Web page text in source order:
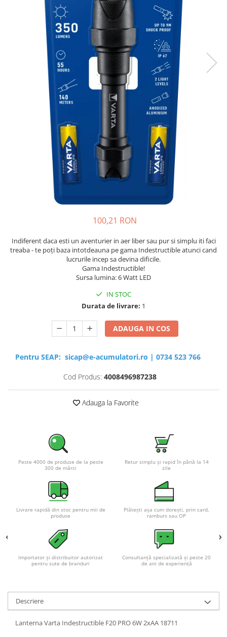
Sisteme de management (BMS)
Redresoare, incarcatoare si testere
Redresoare auto, moto, barci si
100,21 RON
Indiferent daca esti un aventurier in aer liber sau pur si simplu iti faci
treaba - te poți baza intotdeauna pe gama Indestructible atunci cand
lucrurile incep sa devina dificile.
Gama Indestructible!
Sursa lumina: 6 Watt LED
IN STOC
Durata de livrare: 1
ADAUGA IN COS
Pentru SEAP: sicap@e-acumulatori.ro | 0734 523 766
Cod Produs: 4008496987238
Adauga la Favorite
Peste 4000 de produse de la peste
300 de mărci
Retur simplu și rapid în până la 14
zile
Livrare rapidă din stoc pentru mii de
produse
Plătești așa cum dorești, prin card,
ramburs sau OP
Importator și distribuitor autorizat
pentru sute de branduri
Consultanță specializată și peste 20
de ani de experiență
Descriere
Lanterna Varta Indestructible F20 PRO 6W 2xAA 18711